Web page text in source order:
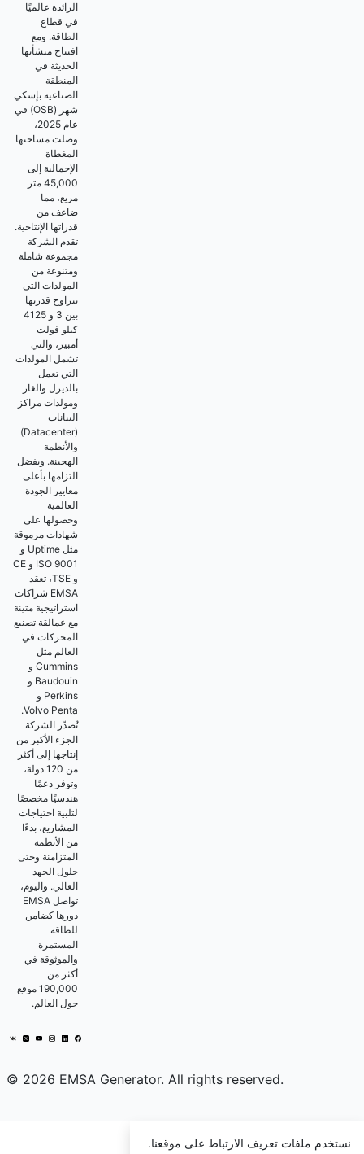
الرائدة عالميًا
في قطاع
الطاقة. ومع
افتتاح منشأتها
الحديثة في
المنطقة
الصناعية بإسكي
شهر (OSB) في
عام 2025،
وصلت مساحتها
المغطاة
الإجمالية إلى
45,000 متر
مربع، مما
ضاعف من
قدراتها الإنتاجية.
تقدم الشركة
مجموعة شاملة
ومتنوعة من
المولدات التي
تتراوح قدرتها
بين 3 و 4125
كيلو فولت
أمبير، والتي
تشمل المولدات
التي تعمل
بالديزل والغاز
ومولدات مراكز
البيانات
(Datacenter)
والأنظمة
الهجينة. وبفضل
التزامها بأعلى
معايير الجودة
العالمية
وحصولها على
شهادات مرموقة
مثل Uptime و
ISO 9001 و CE
و TSE، تعقد
EMSA شراكات
استراتيجية متينة
مع عمالقة تصنيع
المحركات في
العالم مثل
Cummins و
Baudouin و
Perkins و
Volvo Penta.
تُصدّر الشركة
الجزء الأكبر من
إنتاجها إلى أكثر
من 120 دولة،
وتوفر دعمًا
هندسيًا مخصصًا
لتلبية احتياجات
المشاريع، بدءًا
من الأنظمة
المتزامنة وحتى
حلول الجهد
العالي. واليوم،
تواصل EMSA
دورها كضامن
للطاقة
المستمرة
والموثوقة في
أكثر من
190,000 موقع
حول العالم.
© 2026 EMSA Generator. All rights reserved.
نستخدم ملفات تعريف الارتباط على موقعنا.